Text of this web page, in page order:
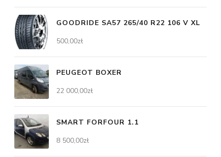
GOODRIDE SA57 265/40 R22 106 V XL
500,00zł
PEUGEOT BOXER
22 000,00zł
SMART FORFOUR 1.1
8 500,00zł